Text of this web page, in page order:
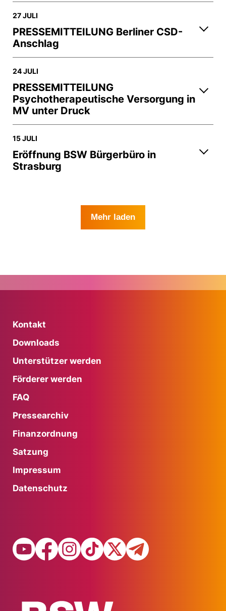
27 JULI
PRESSEMITTEILUNG Berliner CSD-
Anschlag
24 JULI
PRESSEMITTEILUNG
Psychotherapeutische Versorgung in
MV unter Druck
15 JULI
Eröffnung BSW Bürgerbüro in
Strasburg
Mehr laden
Kontakt
Downloads
Unterstützer werden
Förderer werden
FAQ
Pressearchiv
Finanzordnung
Satzung
Impressum
Datenschutz